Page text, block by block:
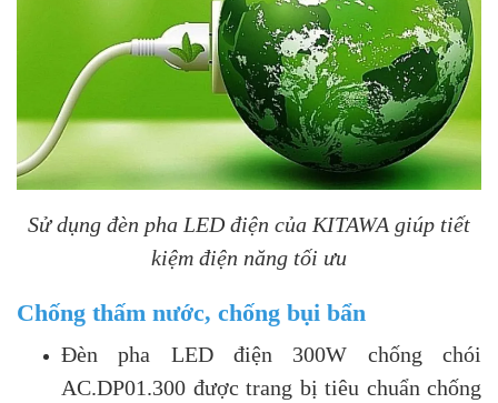
Sử dụng đèn pha LED điện của KITAWA giúp tiết
kiệm điện năng tối ưu
Chống thấm nước, chống bụi bẩn
Đèn pha LED điện 300W chống chói
AC.DP01.300 được trang bị tiêu chuẩn chống